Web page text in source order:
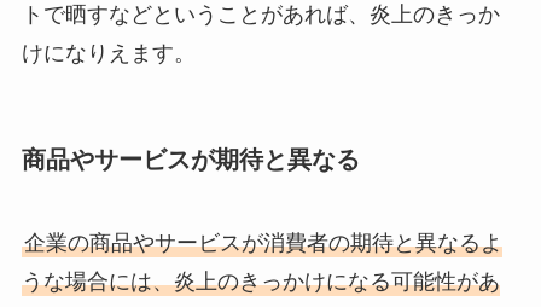
トで晒すなどということがあれば、炎上のきっか
けになりえます。
商品やサービスが期待と異なる
企業の商品やサービスが消費者の期待と異なるよ
うな場合には、炎上のきっかけになる可能性があ